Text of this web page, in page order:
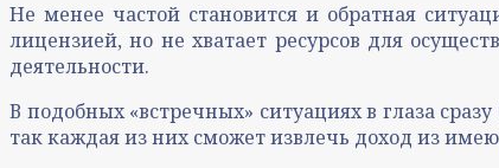
Не менее частой становится и обратная
лицензией, но не хватает ресурсов для
деятельности.
В подобных «встречных» ситуациях в глаза
так каждая из них сможет извлечь доход из